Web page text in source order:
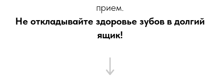
прием.
Не откладывайте здоровье зубов в долгий
ящик!